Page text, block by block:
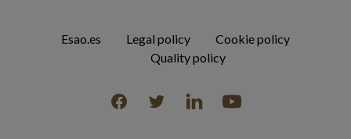
Esao.es Legal policy
Cookie policy
Quality policy
FacebookTwitterLinkedinYouTube